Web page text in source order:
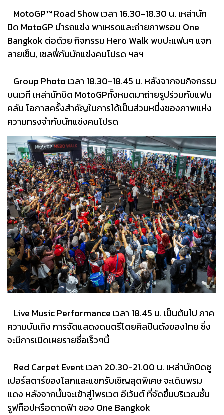
MotoGP™ Road Show เวลา 16.30-18.30 น. เหล่านัก
บิด MotoGP นำรถแข่ง พาเหรดและถ่ายภาพรอบ One
Bangkok ต่อด้วย กิจกรรม Hero Walk พบปะแฟนๆ แจก
ลายเซ็น, เซลฟี่กับนักแข่งคนโปรด ฯลฯ
Group Photo เวลา 18.30-18.45 น. หลังจากจบกิจกรรม
บนเวที เหล่านักบิด MotoGPทั้งหมดมาถ่ายรูปร่วมกับแฟน
คลับ โอกาสครั้งสำคัญในการได้เป็นส่วนหนึ่งของภาพแห่ง
ความทรงจำกับนักแข่งคนโปรด
Live Music Performance เวลา 18.45 น. เป็นต้นไป ภาค
ความบันเทิง การจัดแสดงดนตรีโดยศิลปินดังของไทย ซึ่ง
จะมีการเปิดเผยรายชื่อเร็วๆนี้
Red Carpet Event เวลา 20.30-21.00 น. เหล่านักบิดซู
เปอร์สตาร์ของโลกและแขกรับเชิญสุดพิเศษ จะเดินพรม
แดง หลังจากนั้นจะเข้าสู่ไพรเวต อีเว้นต์ ที่จัดขึ้นบริเวณชั้น
รูฟท็อปหรือดาดฟ้า ของ One Bangkok